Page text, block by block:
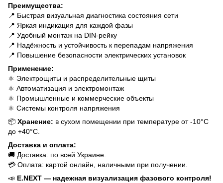
Преимущества:
📍 Быстрая визуальная диагностика состояния сети
📍 Яркая индикация для каждой фазы
📍 Удобный монтаж на DIN-рейку
📍 Надёжность и устойчивость к перепадам напряжения
📍 Повышение безопасности электрических установок
Применение:
⚛ Электрощиты и распределительные щиты
⚛ Автоматизация и электромонтаж
⚛ Промышленные и коммерческие объекты
⚛ Системы контроля напряжения
📦 Хранение: в сухом помещении при температуре от -10°C
до +40°C.
Доставка и оплата:
🚚 Доставка: по всей Украине.
💳 Оплата: картой онлайн, наличными при получении.
📣 E.NEXT — надежная визуализация фазового контроля!